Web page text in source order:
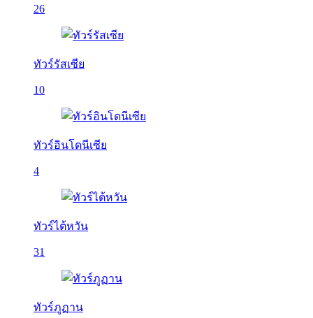
26
ทัวร์รัสเซีย
10
ทัวร์อินโดนีเซีย
4
ทัวร์ไต้หวัน
31
ทัวร์ภูฏาน